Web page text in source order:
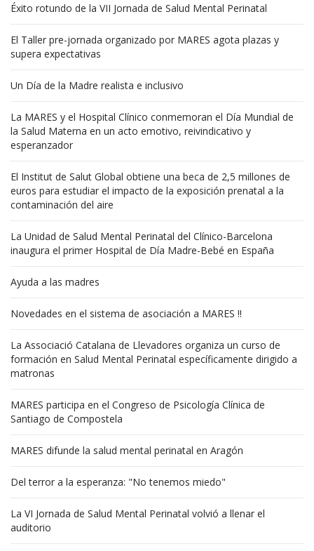
Éxito rotundo de la VII Jornada de Salud Mental Perinatal
El Taller pre-jornada organizado por MARES agota plazas y
supera expectativas
Un Día de la Madre realista e inclusivo
La MARES y el Hospital Clínico conmemoran el Día Mundial de
la Salud Materna en un acto emotivo, reivindicativo y
esperanzador
El Institut de Salut Global obtiene una beca de 2,5 millones de
euros para estudiar el impacto de la exposición prenatal a la
contaminación del aire
La Unidad de Salud Mental Perinatal del Clínico-Barcelona
inaugura el primer Hospital de Día Madre-Bebé en España
Ayuda a las madres
Novedades en el sistema de asociación a MARES !!
La Associació Catalana de Llevadores organiza un curso de
formación en Salud Mental Perinatal específicamente dirigido a
matronas
MARES participa en el Congreso de Psicología Clínica de
Santiago de Compostela
MARES difunde la salud mental perinatal en Aragón
Del terror a la esperanza: "No tenemos miedo"
La VI Jornada de Salud Mental Perinatal volvió a llenar el
auditorio